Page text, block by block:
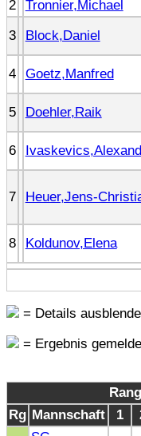
2 Tronnier,Michael
3
Block,Daniel
4 Goetz,Manfred
5 Doehler,Raik
6
7 Heuer,Jens-
8 Koldunov,Elena
= Details
= Ergebnis
Rg Mannschaft 1